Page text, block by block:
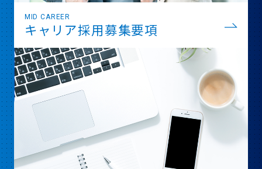
MID CAREER
キャリア採用募集要項